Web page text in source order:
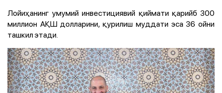
Лойиҳанинг умумий инвестициявий қиймати қарийб 300
миллион АҚШ долларини, қурилиш муддати эса 36 ойни
ташкил этади.